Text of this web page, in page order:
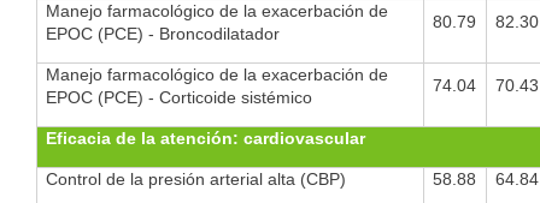
Manejo farmacológico de la exacerbación de
EPOC (PCE) - Broncodilatador
80.79 82.30
Manejo farmacológico de la exacerbación de
EPOC (PCE) - Corticoide sistémico
74.04 70.43
Eficacia de la atención: cardiovascular
Control de la presión arterial alta (CBP) 58.88 64.84